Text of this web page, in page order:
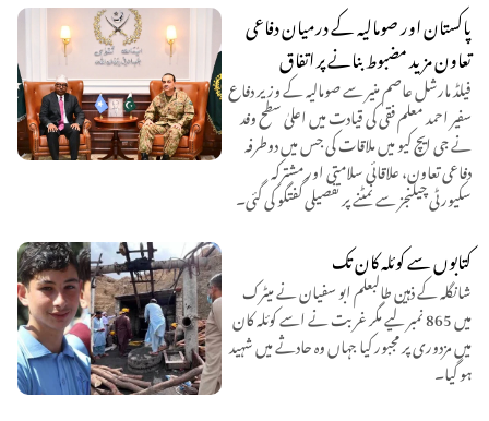
پاکستان اور صومالیہ کے درمیان دفاعی
تعاون مزید مضبوط بنانے پر اتفاق
فیلڈ مارشل عاصم منیر سے صومالیہ کے وزیر دفاع
سفیر احمد معلم فقی کی قیادت میں اعلیٰ سطح وفد
نے جی ایچ کیو میں ملاقات کی جس میں دوطرفہ
دفاعی تعاون، علاقائی سلامتی اور مشترکہ
سکیورٹی چیلنجز سے نمٹنے پر تفصیلی گفتگو کی گئی۔
کتابوں سے کوئلہ کان تک
شانگلہ کے ذہین طالبعلم ابو سفیان نے میٹرک
میں 865 نمبر لیے مگر غربت نے اسے کوئلہ کان
میں مزدوری پر مجبور کیا جہاں وہ حادثے میں شہید
ہو گیا۔